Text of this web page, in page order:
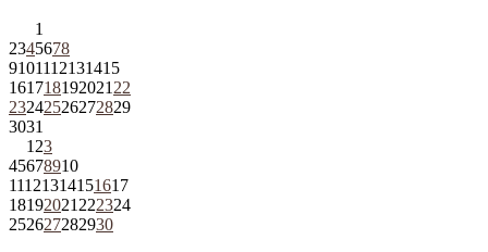
1
2345678
9101112131415
161718192021 22
23242526272829
3031
1 23
45678910
11121314151617
18192021 222324
252627282930